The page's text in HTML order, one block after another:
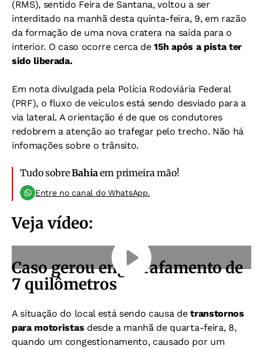
(RMS), sentido Feira de Santana, voltou a ser
interditado na manhã desta quinta-feira, 9, em razão
da formação de uma nova cratera na saída para o
interior. O caso ocorre cerca de15h após a pista ter
sido liberada.
Em nota divulgada pela Polícia Rodoviária Federal
(PRF), o fluxo de veículos está sendo desviado para a
via lateral. A orientação é de que os condutores
redobrem a atenção ao trafegar pelo trecho. Não há
infomações sobre o trânsito.
Tudo sobreBahiaem primeira mão!
Entre no canal do WhatsApp.
Veja vídeo:
Caso gerou engarrafamento de
7 quilômetros
A situação do local está sendo causa detranstornos
para motoristas desde a manhã de quarta-feira, 8,
quando um congestionamento, causado por um